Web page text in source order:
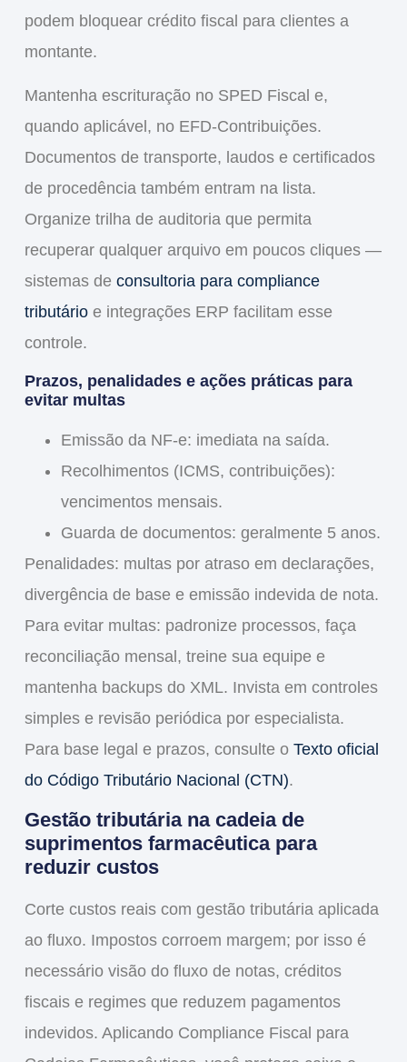
podem bloquear crédito fiscal para clientes a
montante.
Mantenha escrituração no SPED Fiscal e,
quando aplicável, no EFD-Contribuições.
Documentos de transporte, laudos e certificados
de procedência também entram na lista.
Organize trilha de auditoria que permita
recuperar qualquer arquivo em poucos cliques —
sistemas de consultoria para compliance
tributárioe integrações ERP facilitam esse
controle.
Prazos, penalidades e ações práticas para
evitar multas
Emissão da NF-e: imediata na saída.
Recolhimentos (ICMS, contribuições):
vencimentos mensais.
Guarda de documentos: geralmente 5 anos.
Penalidades: multas por atraso em declarações,
divergência de base e emissão indevida de nota.
Para evitar multas: padronize processos, faça
reconciliação mensal, treine sua equipe e
mantenha backups do XML. Invista em controles
simples e revisão periódica por especialista.
Para base legal e prazos, consulte o Texto oficial
do Código Tributário Nacional (CTN).
Gestão tributária na cadeia de
suprimentos farmacêutica para
reduzir custos
Corte custos reais com gestão tributária aplicada
ao fluxo. Impostos corroem margem; por isso é
necessário visão do fluxo de notas, créditos
fiscais e regimes que reduzem pagamentos
indevidos. Aplicando Compliance Fiscal para